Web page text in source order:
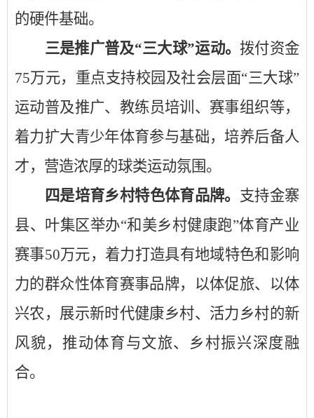
的硬件基础。
三是推广普及“三大球”运动。拨付资金
75万元， 重点支持校园及社会层面“三大球”
运动普及推广、教练员培训、赛事组织等，
着力扩大青少年体育参与基础， 培养后备人
才，营造浓厚的球类运动氛围。
四是培育乡村特色体育品牌。 支持金寨
县、叶集区举办“和美乡村健康跑”体育产业
赛事50万元，着力打造具有地域特色和影响
力的群众性体育赛事品牌，以体促旅、以体
兴农，展示新时代健康乡村、活力乡村的新
风貌，推动体育与文旅、乡村振兴深度融
合。